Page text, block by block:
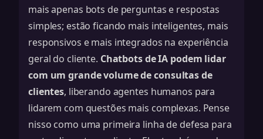
mais apenas bots de perguntas e respostas
simples; estão ficando mais inteligentes, mais
responsivos e mais integrados na experiência
geral do cliente. Chatbots de IA podem lidar
com um grande volume de consultas de
clientes, liberando agentes humanos para
lidarem com questões mais complexas. Pense
nisso como uma primeira linha de defesa para